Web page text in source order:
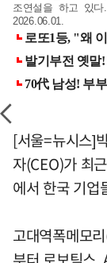
조연설을 하고 있다
2026.06.01.
[서울=뉴시스]
자(CEO)가 최
에서 한국 기업
고대역폭메모